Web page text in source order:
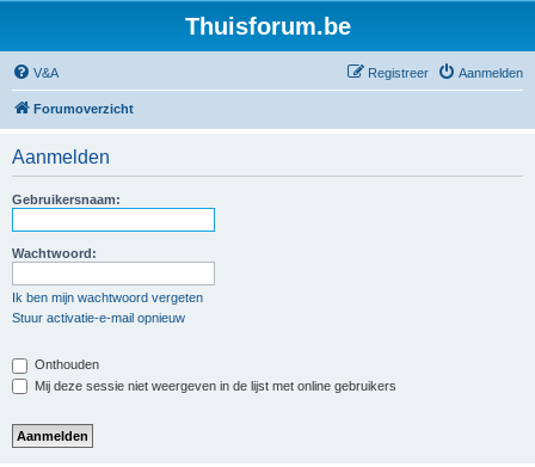
Thuisforum.be
V&A Aanmelden
Registreer
Forumoverzicht
Aanmelden
Gebruikersnaam:
Wachtwoord:
Ik ben mijn wachtwoord vergeten
Stuur activatie-e-mail opnieuw
Onthouden
Mij deze sessie niet weergeven in de lijst met online gebruikers